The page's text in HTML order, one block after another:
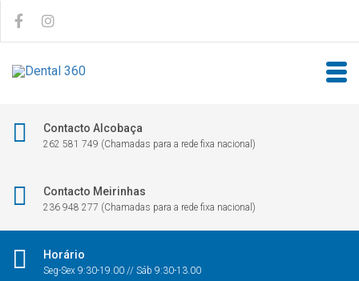
Contacto Alcobaça
262 581 749 (Chamadas para a rede fixa nacional)
Contacto Meirinhas
236 948 277 (Chamadas para a rede fixa nacional)
Horário
Seg-Sex 9:30-19.00 // Sáb 9:30-13.00